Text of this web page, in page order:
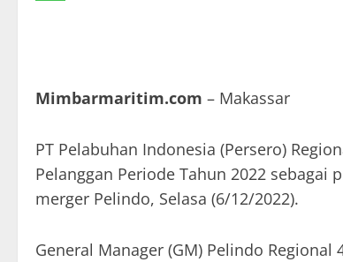
Mimbarmaritim.com – Makassar
PT Pelabuhan Indonesia (Persero)
Pelanggan Periode Tahun 2022
merger Pelindo, Selasa (6/12/2022).
General Manager (GM) Pelindo